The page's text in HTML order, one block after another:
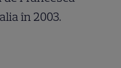
în 2003.